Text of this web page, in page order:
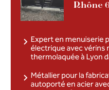
Rhône
Expert en menuiserie
électrique avec vérins
thermolaquée à Lyon
Métallier pour la
autoporté en acier